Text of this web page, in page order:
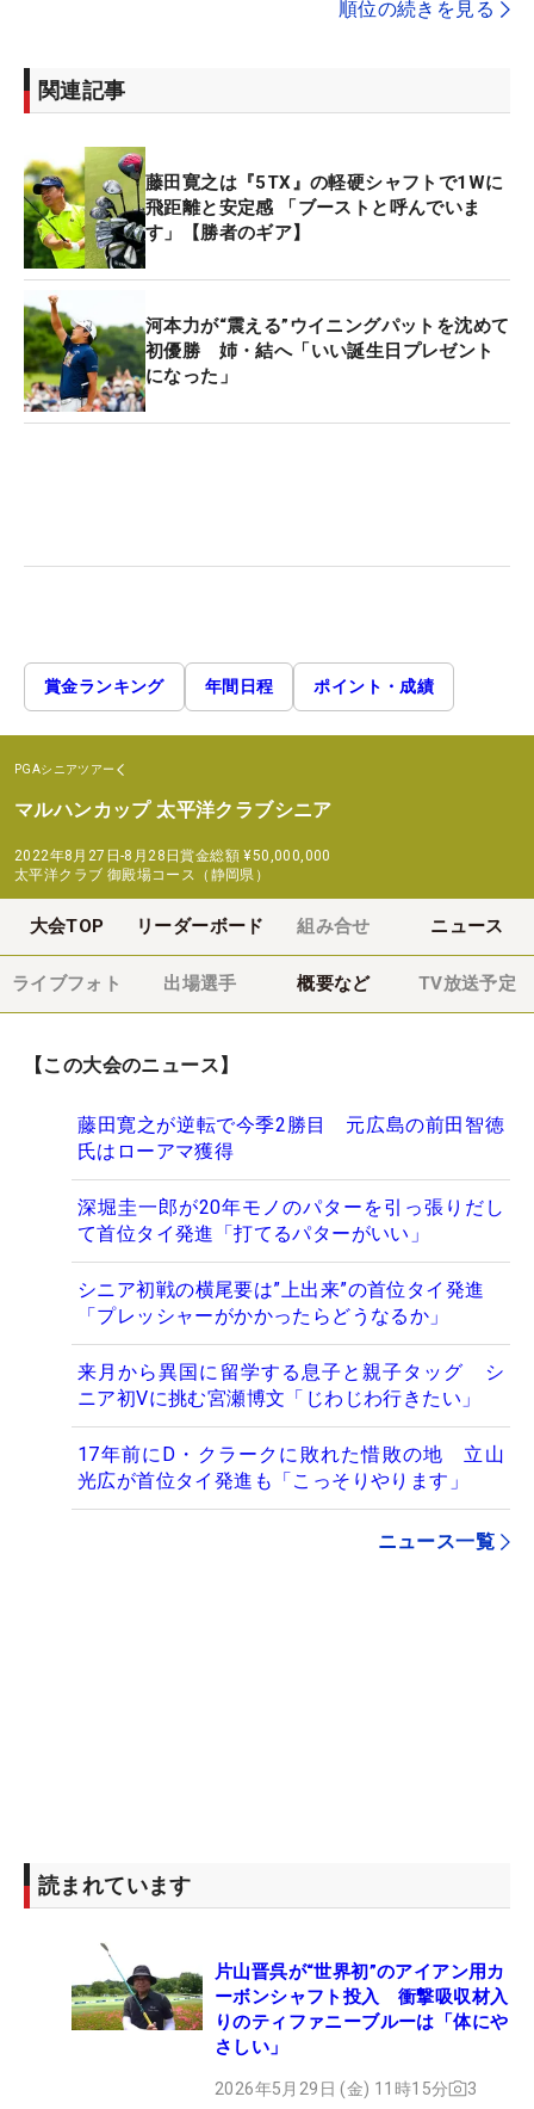
順位の続きを見る
関連記事
藤田寛之は『5TX』の軽硬シャフトで1Wに
飛距離と安定感 「ブーストと呼んでいま
す」【勝者のギア】
河本力が“震える”ウイニングパットを沈めて
初優勝 姉・結へ「いい誕生日プレゼント
になった」
賞金ランキング 年間日程 ポイント・成績
PGAシニアツアー
マルハンカップ 太平洋クラブシニア
2022年8月27日-8月28日賞金総額 ¥50,000,000
太平洋クラブ 御殿場コース（静岡県）
大会TOP リーダーボード 組み合せ ニュース
ライブフォト 出場選手 概要など TV放送予定
【この大会のニュース】
藤田寛之が逆転で今季2勝目 元広島の前田智徳
氏はローアマ獲得
深堀圭一郎が20年モノのパターを引っ張りだし
て首位タイ発進「打てるパターがいい」
シニア初戦の横尾要は”上出来”の首位タイ発進
「プレッシャーがかかったらどうなるか」
来月から異国に留学する息子と親子タッグ シ
ニア初Vに挑む宮瀬博文「じわじわ行きたい」
17年前にD・クラークに敗れた惜敗の地 立山
光広が首位タイ発進も「こっそりやります」
ニュース一覧
読まれています
片山晋呉が“世界初”のアイアン用カ
ーボンシャフト投入 衝撃吸収材入
りのティファニーブルーは「体にや
さしい」
2026年5月29日 (金) 11時15分 3